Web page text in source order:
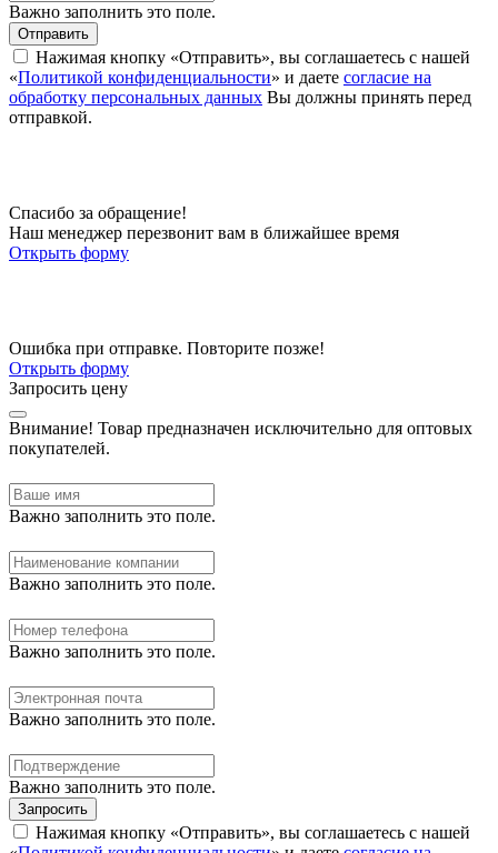
Важно заполнить это поле.
Отправить
Нажимая кнопку «Отправить», вы соглашаетесь с нашей
«Политикой конфиденциальности» и даете согласие на
обработку персональных данных Вы должны принять перед
отправкой.
Спасибо за обращение!
Наш менеджер перезвонит вам в ближайшее время
Открыть форму
Ошибка при отправке. Повторите позже!
Открыть форму
Запросить цену
Внимание! Товар предназначен исключительно для оптовых
покупателей.
Важно заполнить это поле.
Важно заполнить это поле.
Важно заполнить это поле.
Важно заполнить это поле.
Важно заполнить это поле.
Запросить
Нажимая кнопку «Отправить», вы соглашаетесь с нашей